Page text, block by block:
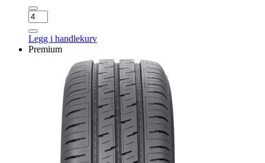
KUMHO
KC53
antall
Legg i handlekurv
Premium